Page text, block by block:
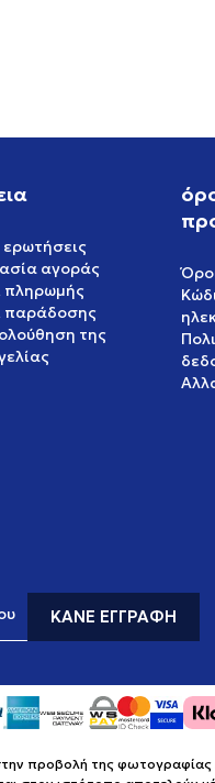
ερωτήσεις
αγοράς
πληρωμής
παράδοσης
της
ΚΆΝΕ ΕΓΓΡΑΦΉ
προβολή της φωτογραφίας